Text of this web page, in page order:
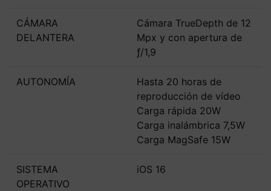
CÁMARA
DELANTERA
Cámara TrueDepth de 12
Mpx y con apertura de
ƒ/1,9
AUTONOMÍA
Hasta 20 horas de
reproducción de vídeo
Carga rápida 20W
Carga inalámbrica 7,5W
Carga MagSafe 15W
SISTEMA
OPERATIVO
iOS 16